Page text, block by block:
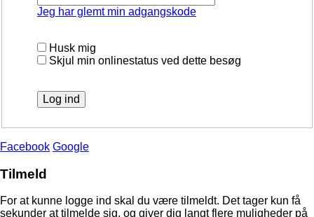
Jeg har glemt min adgangskode
Husk mig
Skjul min onlinestatus ved dette besøg
Facebook Google
Tilmeld
For at kunne logge ind skal du være tilmeldt. Det tager kun få
sekunder at tilmelde sig, og giver dig langt flere muligheder på